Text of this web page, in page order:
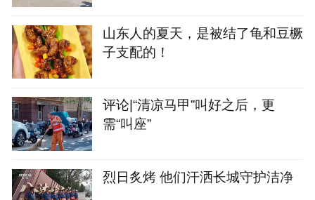
山东人的夏天，是被结了龟和豆橛
子支配的！
评论|“清凉马甲”叫好之后，更
需“叫座”
烈日炙烤 他们汗洒长城守护洁净